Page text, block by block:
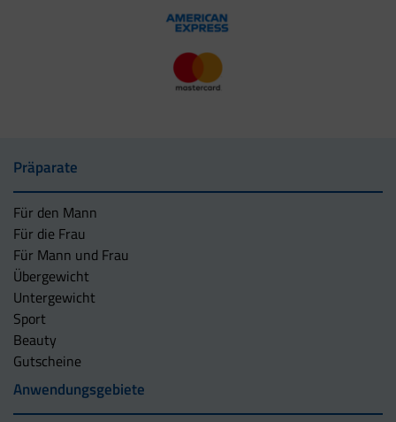
Präparate
Für den Mann
Für die Frau
Für Mann und Frau
Übergewicht
Untergewicht
Sport
Beauty
Gutscheine
Anwendungsgebiete